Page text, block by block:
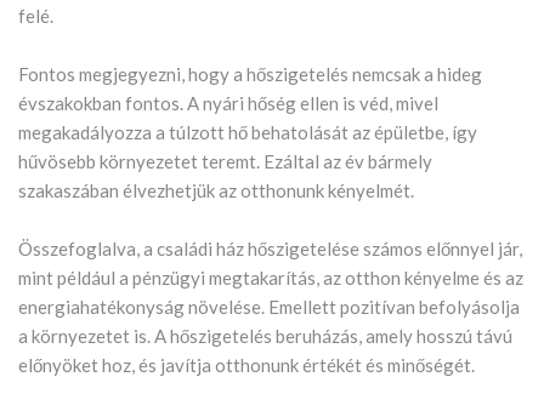
felé.
Fontos megjegyezni, hogy a hőszigetelés nemcsak a hideg
évszakokban fontos. A nyári hőség ellen is véd, mivel
megakadályozza a túlzott hő behatolását az épületbe, így
hűvösebb környezetet teremt. Ezáltal az év bármely
szakaszában élvezhetjük az otthonunk kényelmét.
Összefoglalva, a családi ház hőszigetelése számos előnnyel jár,
mint például a pénzügyi megtakarítás, az otthon kényelme és az
energiahatékonyság növelése. Emellett pozitívan befolyásolja
a környezetet is. A hőszigetelés beruházás, amely hosszú távú
előnyöket hoz, és javítja otthonunk értékét és minőségét.